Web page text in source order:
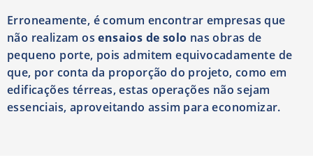
Erroneamente, é comum encontrar empresas que
não realizam osensaios de solo nas obras de
pequeno porte, pois admitem equivocadamente de
que, por conta da proporção do projeto, como em
edificações térreas, estas operações não sejam
essenciais, aproveitando assim para economizar.